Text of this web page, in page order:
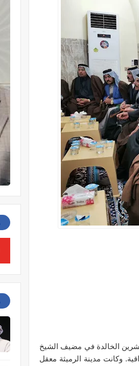
الـ101 لانطلاق شرارة ثورة العشرين الخالدة في مضيف الشيخ
وكانت مدينة الرميثة معقل